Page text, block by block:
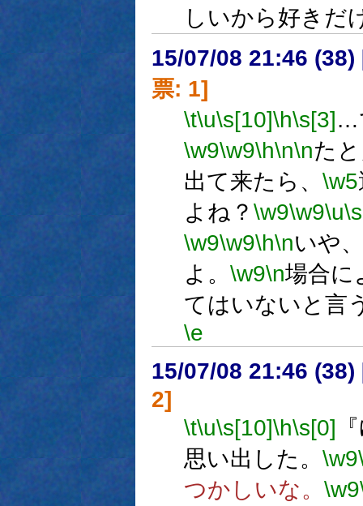
しいから好きだ
15/07/08 21:46 (38)
票: 1]
\t\u\s[10]\h\s[3]…
\w9\w9\h\n\nた
出て来たら、 \w5
よね？ \w9\w9\u
\w9\w9\h\nいや、
よ。 \w9\n場合に
てはいないと言
\e
15/07/08 21:46 (38)
2]
\t\u\s[10]\h\s[0]
思い出した。 \w9
つかしいな。 \w9